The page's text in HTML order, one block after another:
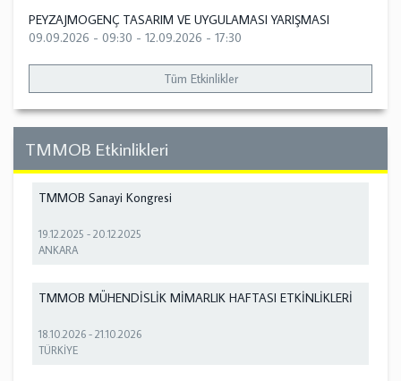
PEYZAJMOGENÇ TASARIM VE UYGULAMASI YARIŞMASI
09.09.2026 - 09:30 - 12.09.2026 - 17:30
Tüm Etkinlikler
TMMOB Etkinlikleri
TMMOB Sanayi Kongresi
19.12.2025 -20.12.2025
ANKARA
TMMOB MÜHENDİSLİK MİMARLIK HAFTASI ETKİNLİKLERİ
18.10.2026 -21.10.2026
TÜRKİYE